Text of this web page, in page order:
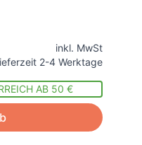
inkl. MwSt
2-4 Werktage
AB 50 €